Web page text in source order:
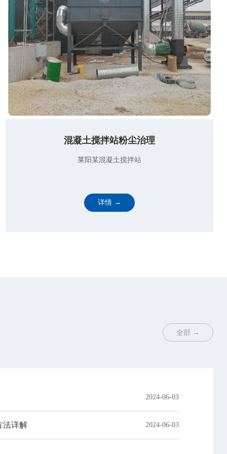
混凝土搅拌站粉尘治理
莱阳某混凝土搅拌站
详情 →
全部 →
2024-06-03
法详解 2024-06-03